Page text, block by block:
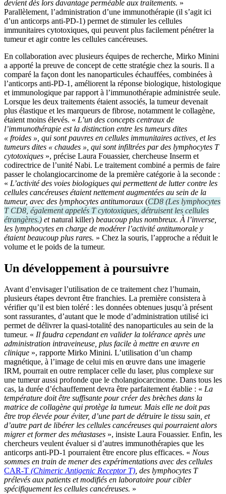
devient dès lors davantage perméable aux traitements. »
Parallèlement, l’administration d’une immunothérapie (il s’agit ici
d’un anticorps anti-PD‑1) permet de stimuler les cellules
immunitaires cytotoxiques, qui peuvent plus facilement pénétrer la
tumeur et agir contre les cellules cancéreuses.
En collaboration avec plusieurs équipes de recherche, Mirko Minini
a apporté la preuve de concept de cette stratégie chez la souris. Il a
comparé la façon dont les nanoparticules échauffées, combinées à
l’anticorps anti-PD‑1, améliorent la réponse biologique, histologique
et immunologique par rapport à l’immunothérapie administrée seule.
Lorsque les deux traitements étaient associés, la tumeur devenait
plus élastique et les marqueurs de fibrose, notamment le collagène,
étaient moins élevés. « L’un des concepts centraux de
l’immunothérapie est la distinction entre les tumeurs dites
« froides », qui sont pauvres en cellules immunitaires actives, et les
tumeurs dites « chaudes », qui sont infiltrées par des lymphocytes T
cytotoxiques », précise Laura Fouassier, chercheuse Inserm et
codirectrice de l’unité Nabi. Le traitement combiné a permis de faire
passer le cholangiocarcinome de la première catégorie à la seconde :
« L’activité des voies biologiques qui permettent de lutter contre les
cellules cancéreuses étaient nettement augmentées au sein de la
tumeur, avec des lymphocytes antitumoraux (CD8 (Les lymphocytes
T CD8, également appelés T cytotoxiques, détruisent les cellules
étrangères.) etnatural killer) beaucoup plus nombreux. À l’inverse,
les lymphocytes en charge de modérer l’activité antitumorale y
étaient beaucoup plus rares. » Chez la souris, l’approche a réduit le
volume et le poids de la tumeur.
Un développement à poursuivre
Avant d’envisager l’utilisation de ce traitement chez l’humain,
plusieurs étapes devront être franchies. La première consistera à
vérifier qu’il est bien toléré : les données obtenues jusqu’à présent
sont rassurantes, d’autant que le mode d’administration utilisé ici
permet de délivrer la quasi-totalité des nanoparticules au sein de la
tumeur. « Il faudra cependant en valider la tolérance après une
administration intraveineuse, plus facile à mettre en œuvre en
clinique », rapporte Mirko Minini. L’utilisation d’un champ
magnétique, à l’image de celui mis en œuvre dans une imagerie
IRM, pourrait en outre remplacer celle du laser, plus complexe sur
une tumeur aussi profonde que le cholangiocarcinome. Dans tous les
cas, la durée d’échauffement devra être parfaitement établie : « La
température doit être suffisante pour créer des brèches dans la
matrice de collagène qui protège la tumeur. Mais elle ne doit pas
être trop élevée pour éviter, d’une part de détruire le tissu sain, et
d’autre part de libérer les cellules cancéreuses qui pourraient alors
migrer et former des métastases », insiste Laura Fouassier. Enfin, les
chercheurs veulent évaluer si d’autres immunothérapies que les
anticorps anti-PD‑1 pourraient être encore plus efficaces. « Nous
sommes en train de mener des expérimentations avec des cellules
CAR‑T (Chimeric Antigenic Receptor T), des lymphocytes T
prélevés aux patients et modifiés en laboratoire pour cibler
spécifiquement les cellules cancéreuses. »